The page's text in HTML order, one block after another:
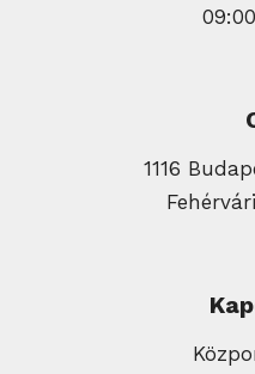
1116